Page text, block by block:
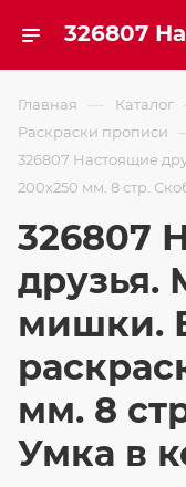
Главная — Каталог
Раскраски прописи
326807 Настоящие
200х250 мм. 8 стр.
326807
друзья.
мишки.
мм. 8
Умка в